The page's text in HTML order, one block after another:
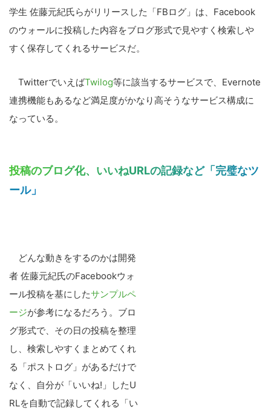
学生 佐藤元紀氏らがリリースした「FBログ」は、Facebook
のウォールに投稿した内容をブログ形式で見やすく検索しや
すく保存してくれるサービスだ。
TwitterでいえばTwilog等に該当するサービスで、Evernote
連携機能もあるなど満足度がかなり高そうなサービス構成に
なっている。
投稿のブログ化、いいねURLの記録など「完璧なツ
ール」
どんな動きをするのかは開発
者 佐藤元紀氏のFacebookウォ
ール投稿を基にしたサンプルペ
ージが参考になるだろう。ブロ
グ形式で、その日の投稿を整理
し、検索しやすくまとめてくれ
る「ポストログ」があるだけで
なく、自分が「いいね!」したU
RLを自動で記録してくれる「い